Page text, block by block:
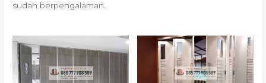
sudah berpengalaman.